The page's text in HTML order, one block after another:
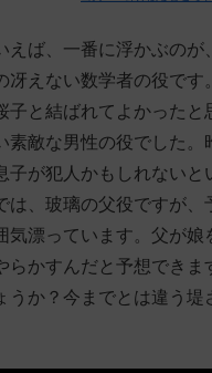
えば、一番に浮かぶのが
冴えない数学者の役です
子と結ばれてよかったと
素敵な男性の役でした。
子が犯人かもしれないと
は、玻璃の父役ですが、
気漂っています。父が娘
らかすんだと予想できま
うか？今までとは違う堤